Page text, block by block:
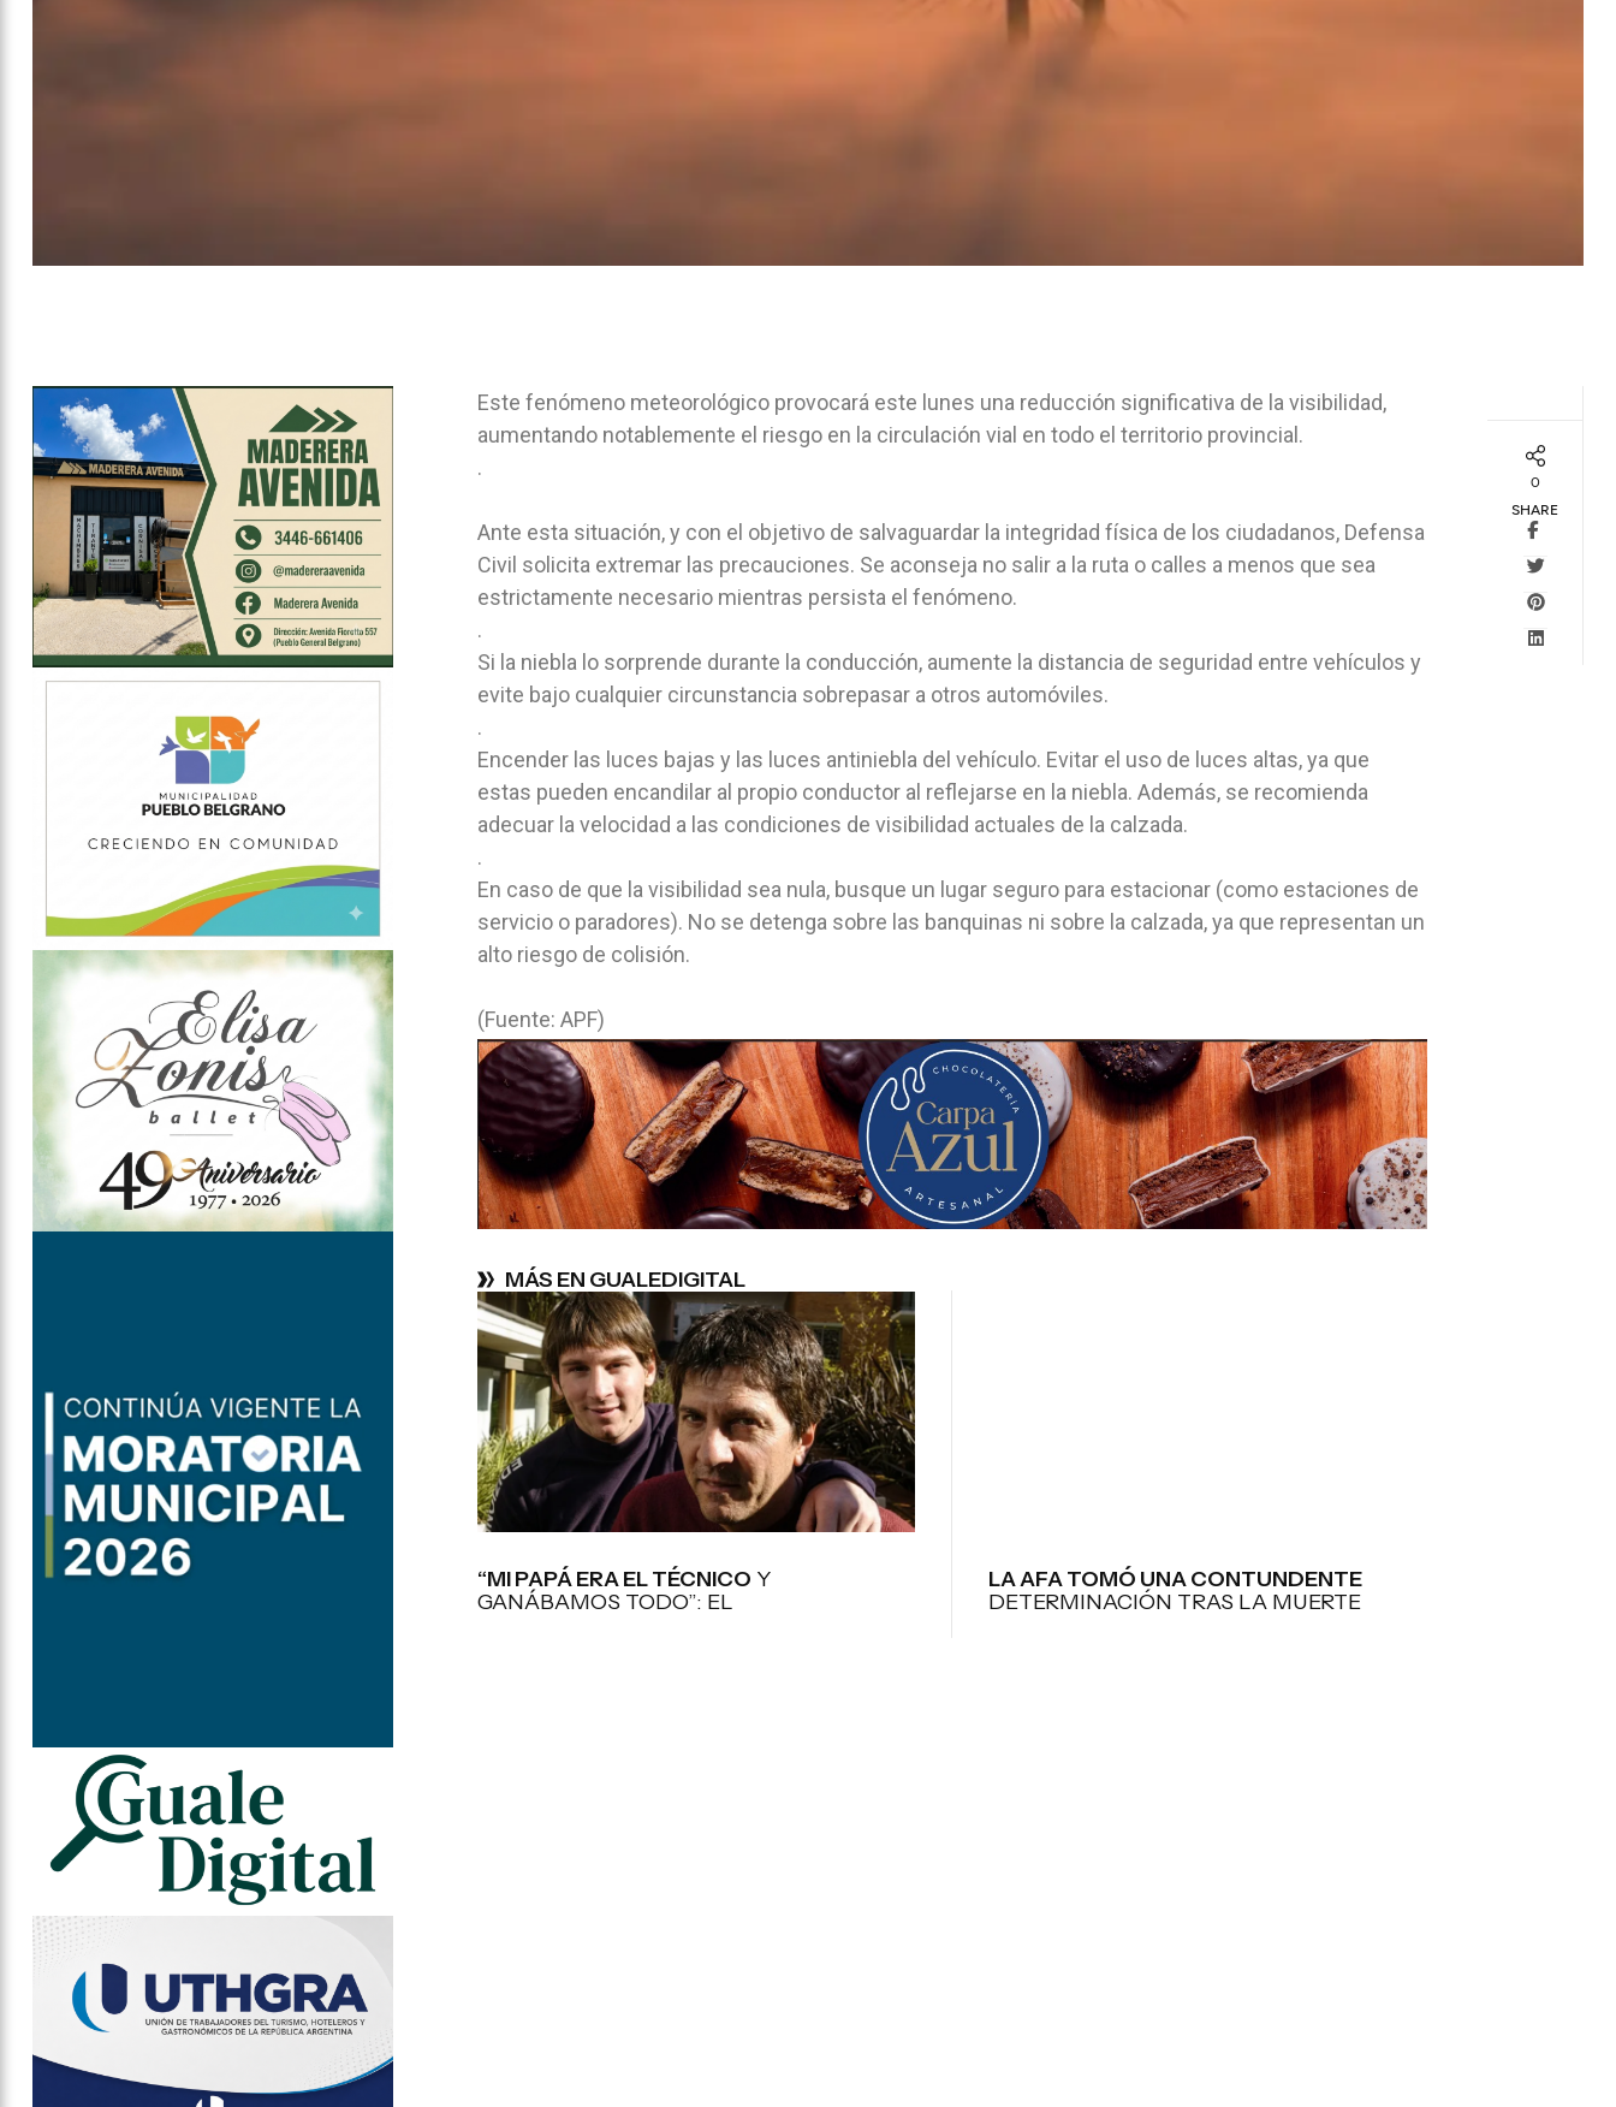
Este fenómeno meteorológico provocará este lunes una reducción significativa de la visibilidad,
aumentando notablemente el riesgo en la circulación vial en todo el territorio provincial.
.
Ante esta situación, y con el objetivo de salvaguardar la integridad física de los ciudadanos, Defensa
Civil solicita extremar las precauciones. Se aconseja no salir a la ruta o calles a menos que sea
estrictamente necesario mientras persista el fenómeno.
.
Si la niebla lo sorprende durante la conducción, aumente la distancia de seguridad entre vehículos y
evite bajo cualquier circunstancia sobrepasar a otros automóviles.
.
Encender las luces bajas y las luces antiniebla del vehículo. Evitar el uso de luces altas, ya que
estas pueden encandilar al propio conductor al reflejarse en la niebla. Además, se recomienda
adecuar la velocidad a las condiciones de visibilidad actuales de la calzada.
.
En caso de que la visibilidad sea nula, busque un lugar seguro para estacionar (como estaciones de
servicio o paradores). No se detenga sobre las banquinas ni sobre la calzada, ya que representan un
alto riesgo de colisión.
(Fuente: APF)
MÁS EN GUALEDIGITAL
“MI PAPÁ ERA EL TÉCNICO Y
GANÁBAMOS TODO”: EL
LA AFA TOMÓ UNA CONTUNDENTE
DETERMINACIÓN TRAS LA MUERTE
0
SHARE